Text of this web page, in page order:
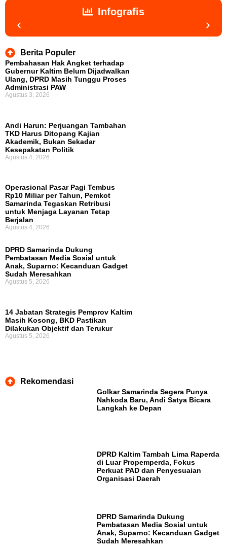
Berita Populer
Pembahasan Hak Angket terhadap
Gubernur Kaltim Belum Dijadwalkan
Ulang, DPRD Masih Tunggu Proses
Administrasi PAW
Agustus 3, 2026
Andi Harun: Perjuangan Tambahan
TKD Harus Ditopang Kajian
Akademik, Bukan Sekadar
Kesepakatan Politik
Agustus 4, 2026
Operasional Pasar Pagi Tembus
Rp10 Miliar per Tahun, Pemkot
Samarinda Tegaskan Retribusi
untuk Menjaga Layanan Tetap
Berjalan
Agustus 4, 2026
DPRD Samarinda Dukung
Pembatasan Media Sosial untuk
Anak, Suparno: Kecanduan Gadget
Sudah Meresahkan
Agustus 5, 2026
14 Jabatan Strategis Pemprov Kaltim
Masih Kosong, BKD Pastikan
Dilakukan Objektif dan Terukur
Agustus 5, 2026
Infografis
Rekomendasi
Golkar Samarinda Segera Punya
Nahkoda Baru, Andi Satya Bicara
Langkah ke Depan
DPRD Kaltim Tambah Lima Raperda
di Luar Propemperda, Fokus
Perkuat PAD dan Penyesuaian
Organisasi Daerah
DPRD Samarinda Dukung
Pembatasan Media Sosial untuk
Anak, Suparno: Kecanduan Gadget
Sudah Meresahkan